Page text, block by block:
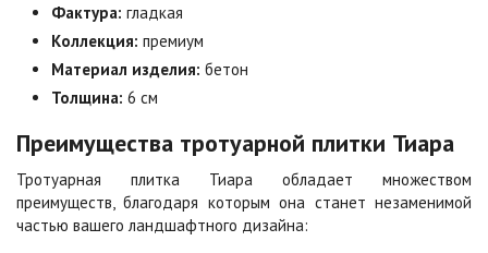
Листопад
Цена по запросу
Цена по запросу Цена по запросу
Оранжевая
Цена по запросу
Осень
Фактура: гладкая
Коллекция: премиум
Материал изделия: бетон
Толщина: 6 см
Преимущества тротуарной плитки Тиара
Тротуарная плитка Тиара обладает множеством
преимуществ, благодаря которым она станет незаменимой
частью вашего ландшафтного дизайна: